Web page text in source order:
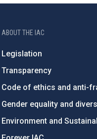
ABOUT THE IAC
Legislation
Transparency
Code of ethics and anti-
Gender equality and
Environment and